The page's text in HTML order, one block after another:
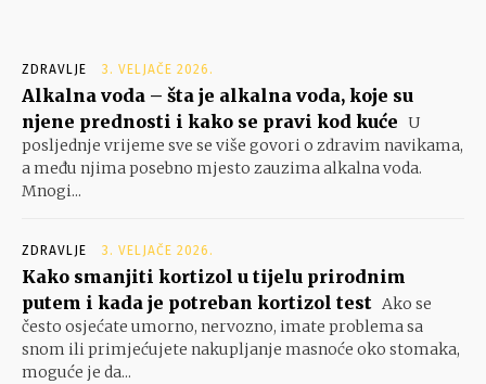
ZDRAVLJE 3. VELJAČE 2026.
Alkalna voda – šta je alkalna voda, koje su
njene prednosti i kako se pravi kod kuće U
posljednje vrijeme sve se više govori o zdravim navikama,
a među njima posebno mjesto zauzima alkalna voda.
Mnogi...
ZDRAVLJE 3. VELJAČE 2026.
Kako smanjiti kortizol u tijelu prirodnim
putem i kada je potreban kortizol test Ako se
često osjećate umorno, nervozno, imate problema sa
snom ili primjećujete nakupljanje masnoće oko stomaka,
moguće je da...